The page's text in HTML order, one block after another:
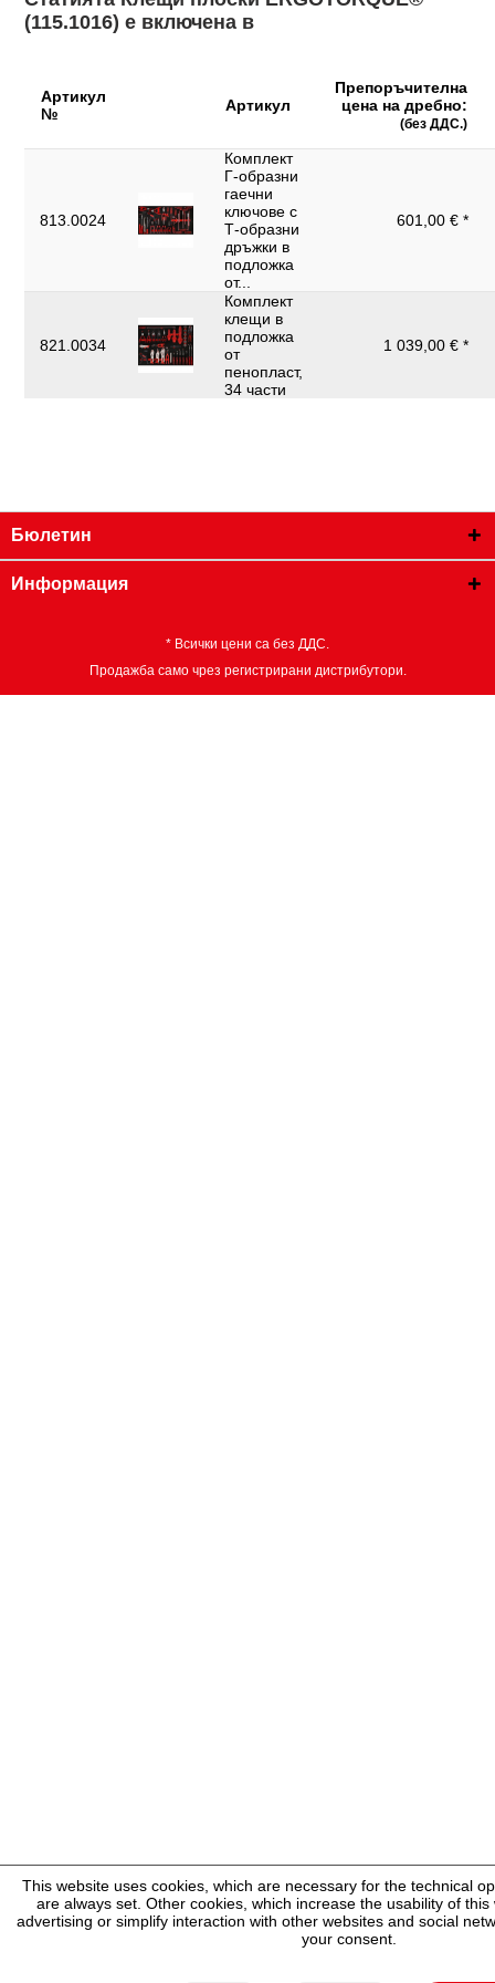
(115.1016) е включена в
Артикул
№
Артикул
Препоръчителна
цена на дребно:
(без ДДС.)
813.0024
Комплект
Г-образни
гаечни
ключове с
Т-образни
дръжки в
подложка
от...
601,00 € *
821.0034
Комплект
клещи в
подложка
от
пенопласт,
34 части
1 039,00 € *
Бюлетин
Информация
* Всички цени са без ДДС.
Продажба само чрез регистрирани дистрибутори.
This website uses cookies, which are necessary for the technical
are always set. Other cookies, which increase the usability of
advertising or simplify interaction with other websites and social
your consent.